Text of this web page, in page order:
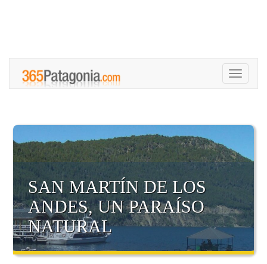
Toggle
SAN MARTÍN DE LOS
ANDES, UN PARAÍSO
NATURAL